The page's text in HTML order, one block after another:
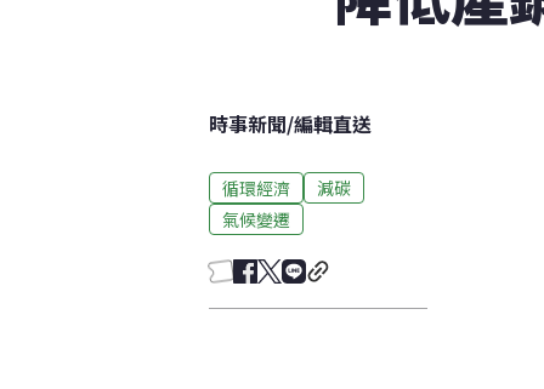
時事新聞/編輯直送
循環經濟
減碳
氣候變遷